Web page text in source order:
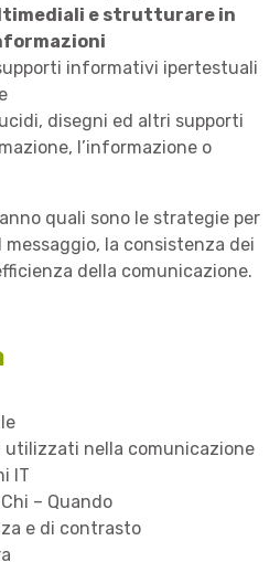
e strutturare in
informativi ipertestuali
disegni ed altri supporti
l’informazione o
quali sono le strategie per
messaggio, la consistenza dei
della comunicazione.
utilizzati nella comunicazione
IT
– Quando
e di contrasto